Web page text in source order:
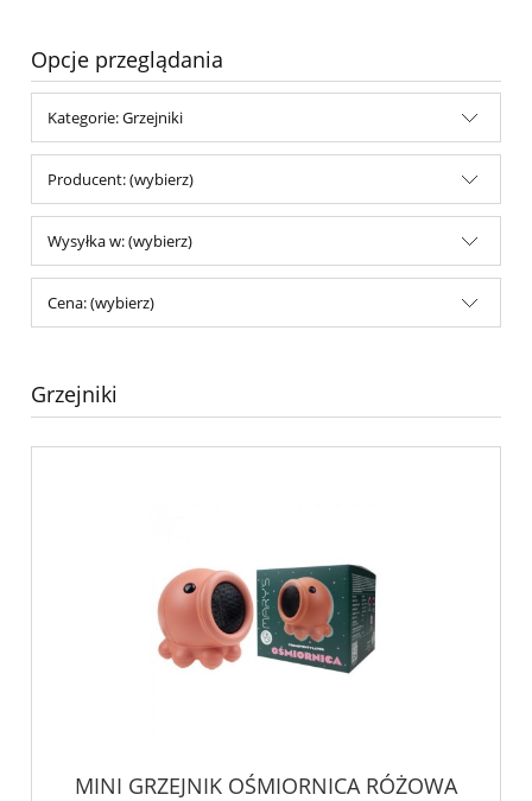
Opcje przeglądania
Kategorie: Grzejniki
Producent: (wybierz)
Wysyłka w: (wybierz)
Cena: (wybierz)
Grzejniki
MINI GRZEJNIK OŚMIORNICA RÓŻOWA